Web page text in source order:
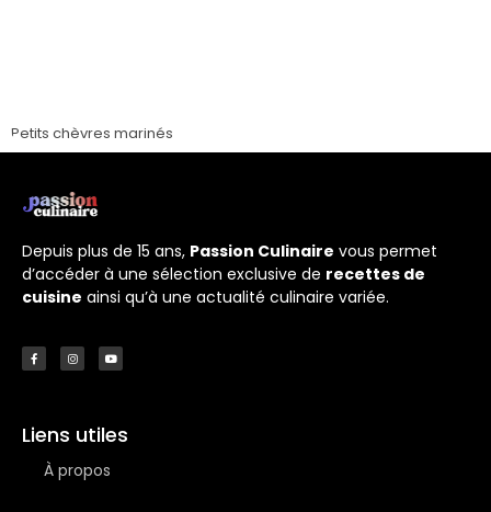
Petits chèvres marinés
Depuis plus de 15 ans, Passion Culinaire vous permet
d’accéder à une sélection exclusive de recettes de
cuisine ainsi qu’à une actualité culinaire variée.
Liens utiles
À propos